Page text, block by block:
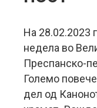
На 28.02.2023
недела во
Преспанско-
Големо
дел од